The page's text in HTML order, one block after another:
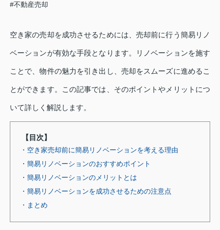
#不動産売却
空き家の売却を成功させるためには、売却前に行う簡易リノ
ベーションが有効な手段となります。リノベーションを施す
ことで、物件の魅力を引き出し、売却をスムーズに進めるこ
とができます。この記事では、そのポイントやメリットにつ
いて詳しく解説します。
【目次】
・空き家売却前に簡易リノベーションを考える理由
・簡易リノベーションのおすすめポイント
・簡易リノベーションのメリットとは
・簡易リノベーションを成功させるための注意点
・まとめ